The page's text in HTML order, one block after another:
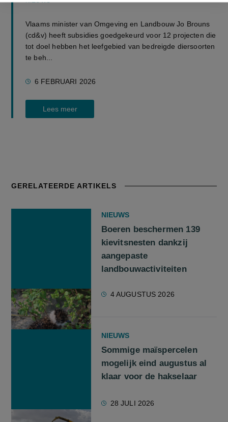
Vlaams minister van Omgeving en Landbouw Jo Brouns
(cd&v) heeft subsidies goedgekeurd voor 12 projecten die
tot doel hebben het leefgebied van bedreigde diersoorten
te beh...
6 FEBRUARI 2026
Lees meer
GERELATEERDE ARTIKELS
NIEUWS
Boeren beschermen 139
kievitsnesten dankzij
aangepaste
landbouwactiviteiten
4 AUGUSTUS 2026
NIEUWS
Sommige maïspercelen
mogelijk eind augustus al
klaar voor de hakselaar
28 JULI 2026